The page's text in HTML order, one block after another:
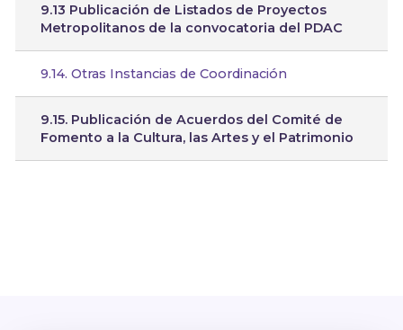
9.13 Publicación de Listados de Proyectos
Metropolitanos de la convocatoria del PDAC
9.14. Otras Instancias de Coordinación
9.15. Publicación de Acuerdos del Comité de
Fomento a la Cultura, las Artes y el Patrimonio